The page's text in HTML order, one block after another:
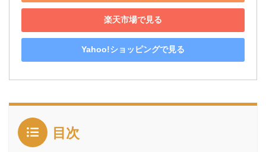
楽天市場で見る
Yahoo!ショッピングで見る
目次